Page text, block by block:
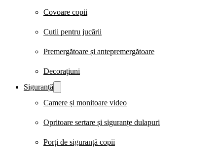
Covoare copii
Cutii pentru jucării
Premergătoare și antepremergătoare
Decorațiuni
Siguranță
Camere și monitoare video
Opritoare sertare și siguranțe dulapuri
Porți de siguranță copii